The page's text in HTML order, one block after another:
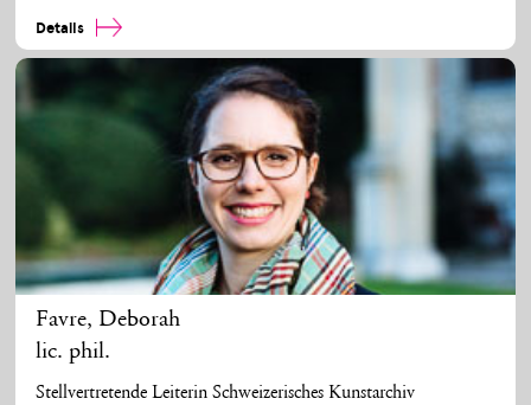
Details
Favre, Deborah
lic. phil.
Stellvertretende Leiterin Schweizerisches Kunstarchiv